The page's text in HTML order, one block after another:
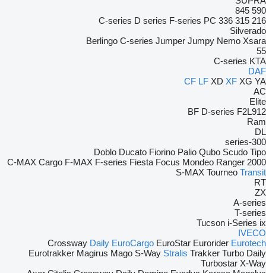
590
845
216
315
336
C-series D series F-series PC
Silverado
Berlingo C-series Jumper Jumpy Nemo Xsara
55
C-series KTA
DAF
CF LF XD XF XG YA
AC
Elite
BF D-series F2L912
Ram
DL
300-series
Doblo Ducato Fiorino Palio Qubo Scudo Tipo
2000
C-MAX Cargo F-MAX F-series Fiesta Focus Mondeo Ranger
S-MAX Tourneo Transit
RT
ZX
A-series
T-series
Tucson i-Series ix
IVECO
Crossway Daily EuroCargo EuroStar Eurorider Eurotech
Eurotrakker Magirus Mago S-Way Stralis Trakker Turbo Daily
Turbostar X-Way